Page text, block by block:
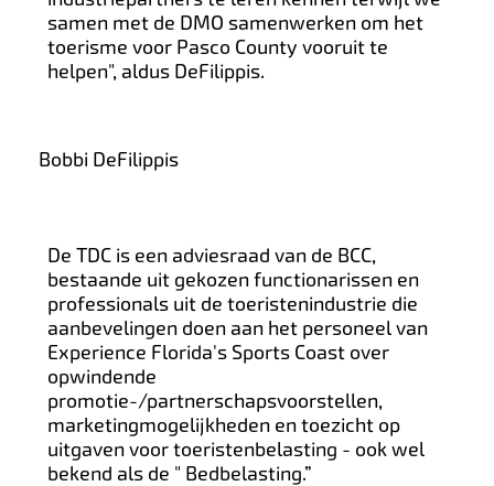
samen met de DMO samenwerken om het
toerisme voor Pasco County vooruit te
helpen", aldus DeFilippis.
Bobbi DeFilippis
De TDC is een adviesraad van de BCC,
bestaande uit gekozen functionarissen en
professionals uit de toeristenindustrie die
aanbevelingen doen aan het personeel van
Experience Florida's Sports Coast over
opwindende
promotie-/partnerschapsvoorstellen,
marketingmogelijkheden en toezicht op
uitgaven voor toeristenbelasting - ook wel
bekend als de " Bedbelasting.”